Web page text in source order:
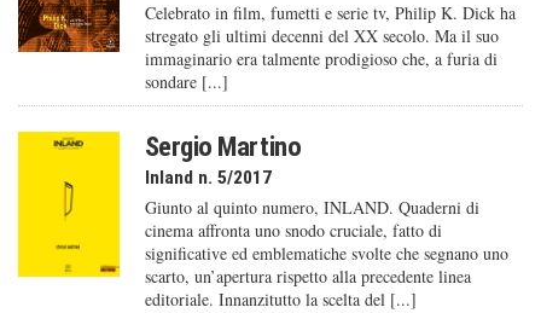
Celebrato in film, fumetti e serie tv, Philip K. Dick ha
stregato gli ultimi decenni del XX secolo. Ma il suo
immaginario era talmente prodigioso che, a furia di
sondare [...]
Sergio Martino
Inland n. 5/2017
Giunto al quinto numero, INLAND. Quaderni di
cinema affronta uno snodo cruciale, fatto di
significative ed emblematiche svolte che segnano uno
scarto, un’apertura rispetto alla precedente linea
editoriale. Innanzitutto la scelta del [...]